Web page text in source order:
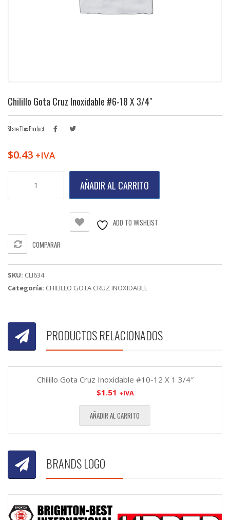
Chilillo Gota Cruz Inoxidable #6-18 X 3/4″
Share This Product
$0.43 +IVA
X
3/4"
AÑADIR AL CARRITO
ADD TO WISHLIST
COMPARAR
SKU: CLI634
Categoría: CHILILLO GOTA CRUZ INOXIDABLE
PRODUCTOS RELACIONADOS
Chilillo Gota Cruz Inoxidable #10-12 X 1 3/4″
$1.51 +IVA
AÑADIR AL CARRITO
BRANDS LOGO